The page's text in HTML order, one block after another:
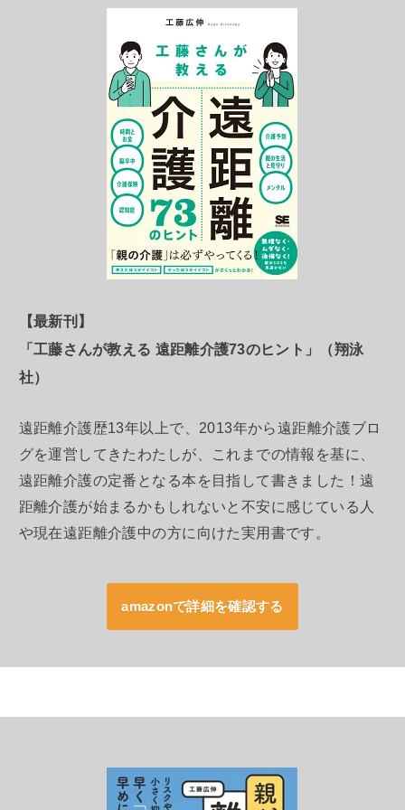
【最新刊】
「工藤さんが教える 遠距離介護73のヒント」（翔泳
社）
遠距離介護歴13年以上で、2013年から遠距離介護ブロ
グを運営してきたわたしが、これまでの情報を基に、
遠距離介護の定番となる本を目指して書きました！遠
距離介護が始まるかもしれないと不安に感じている人
や現在遠距離介護中の方に向けた実用書です。
amazonで詳細を確認する